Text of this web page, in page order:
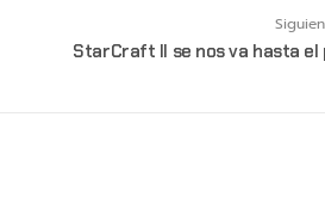
StarCraft II se nos va hasta el